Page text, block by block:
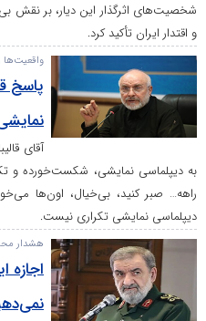
این دیار، بر نقش بی‌بدیل
کرد.
واقعیت‌ها را بپذیرید و به
پاسخ قالیباف به
نمایشی، شکست
آقای قالیباف در واکنش
شکست‌خورده و تکراری آنها
بی‌خیال، اون‌ها می‌خوان مذاکره
تکراری نیست.
هشدار محسن رضایی به
اجازه ایجاد مسیر
نمی‌دهیم